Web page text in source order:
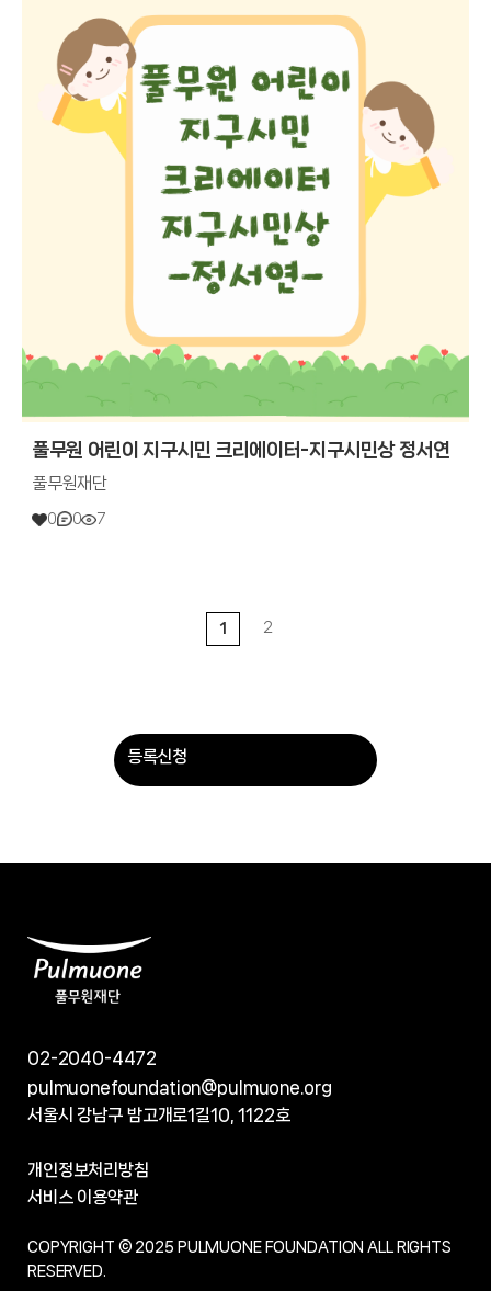
풀무원 어린이 지구시민 크리에이터-지구시민상 정서연
풀무원재단
0 0 7
1 2
등록신청
서울시 강남구 밤고개로1길10, 1122호
02-2040-4472
pulmuonefoundation@pulmuone.org
개인정보처리방침
서비스 이용약관
COPYRIGHT © 2025 PULMUONE FOUNDATION ALL RIGHTS
RESERVED.